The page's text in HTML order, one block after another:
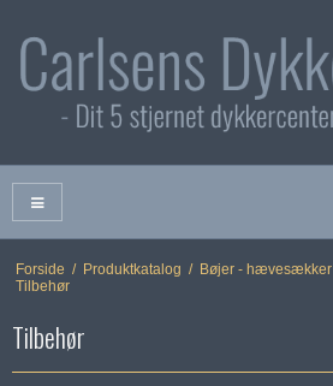
Forside / Produktkatalog / Bøjer - hævesækker
Tilbehør
Tilbehør